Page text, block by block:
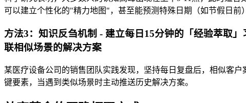
可以建立个性化的"精力地图"，甚至能预测特殊日期（如节假日前
方法3：知识反刍机制 - 建立每日15分钟的「经验萃取
联相似场景的解决方案
某医疗设备公司的销售团队实践发现，坚持每日复盘后，相似客
键要素，当遇到类似场景时主动推送历史解决方案。